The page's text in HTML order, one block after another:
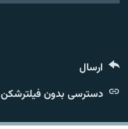
ارسال
دسترسی بدون فیلترشکن